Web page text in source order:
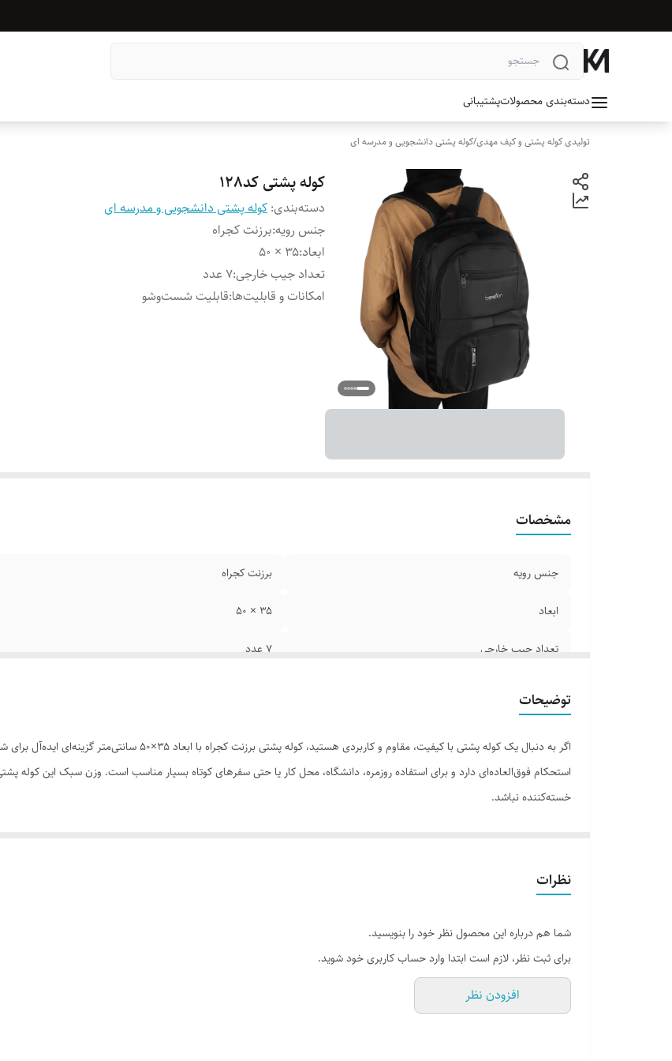
دسته‌بندی محصولاتپشتیبانی
تولیدی کوله پشتی و کیف مهدی/کوله پشتی دانشجویی و مدرسه ای
کوله پشتی کد128
دسته‌بندی: کوله پشتی دانشجویی و مدرسه ای
جنس رویه:برزنت کجراه
ابعاد:۳۵ × ۵۰
تعداد جیب خارجی:۷ عدد
امکانات و قابلیت‌ها:قابلیت شست‌وشو
مشخصات
جنس رویه برزنت کجراه
ابعاد ۳۵ × ۵۰
تعداد جیب خارجی ۷ عدد
توضیحات
اگر به دنبال یک کوله پشتی با کیفیت، مقاوم و کاربردی
خسته‌کننده نباشد.
می‌کند. همچنین، دو نوع دسته متفاوت دارد که یکی از جنس بدنه اصلی و دیگری از نوار الگانس ساخته شده که به زیبایی و استحکام آن
خود را در طول مسیر حمل کنید.
نظرات
شما هم درباره این محصول نظر خود را بنویسید.
برای ثبت نظر، لازم است ابتدا وارد حساب کاربری خود شوید.
افزودن نظر